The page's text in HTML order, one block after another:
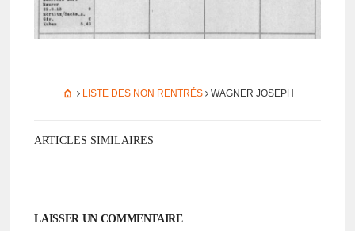
LISTE DES NON RENTRÉS WAGNER JOSEPH
ARTICLES SIMILAIRES
LAISSER UN COMMENTAIRE